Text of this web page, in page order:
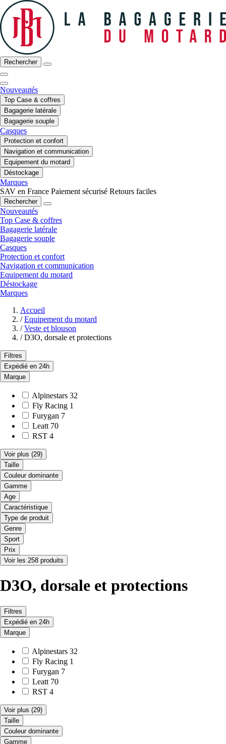
Rechercher
Nouveautés
Top Case & coffres
Bagagerie latérale
Bagagerie souple
Casques
Protection et confort
Navigation et communication
Equipement du motard
Déstockage
Marques
SAV en France Paiement sécurisé Retours faciles
Rechercher
Nouveautés
Top Case & coffres
Bagagerie latérale
Bagagerie souple
Casques
Protection et confort
Navigation et communication
Equipement du motard
Déstockage
Marques
Accueil
/ Equipement du motard
/ Veste et blouson
/ D3O, dorsale et protections
Filtres
Expédié en 24h
Marque
Alpinestars 32
Fly Racing 1
Furygan 7
Leatt 70
RST 4
Voir plus (29)
Taille
Couleur dominante
Gamme
Age
Caractéristique
Type de produit
Genre
Sport
Prix
Voir les 258 produits
D3O, dorsale et protections
Filtres
Expédié en 24h
Marque
Alpinestars 32
Fly Racing 1
Furygan 7
Leatt 70
RST 4
Voir plus (29)
Taille
Couleur dominante
Gamme